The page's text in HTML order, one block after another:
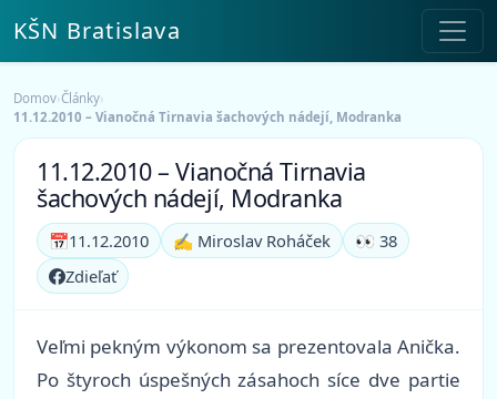
KŠN Bratislava
Domov›Články›
11.12.2010 – Vianočná Tirnavia šachových nádejí, Modranka
11.12.2010 – Vianočná Tirnavia
šachových nádejí, Modranka
📅11.12.2010 ✍️ Miroslav Roháček
👀 38
Zdieľať
Veľmi pekným výkonom sa prezentovala Anička.
Po štyroch úspešných zásahoch síce dve partie